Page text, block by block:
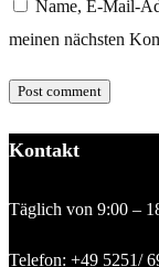
Name, E-Mail-
meinen nächsten
Kontakt
Täglich von 9:00 –
Telefon: +49 5251/